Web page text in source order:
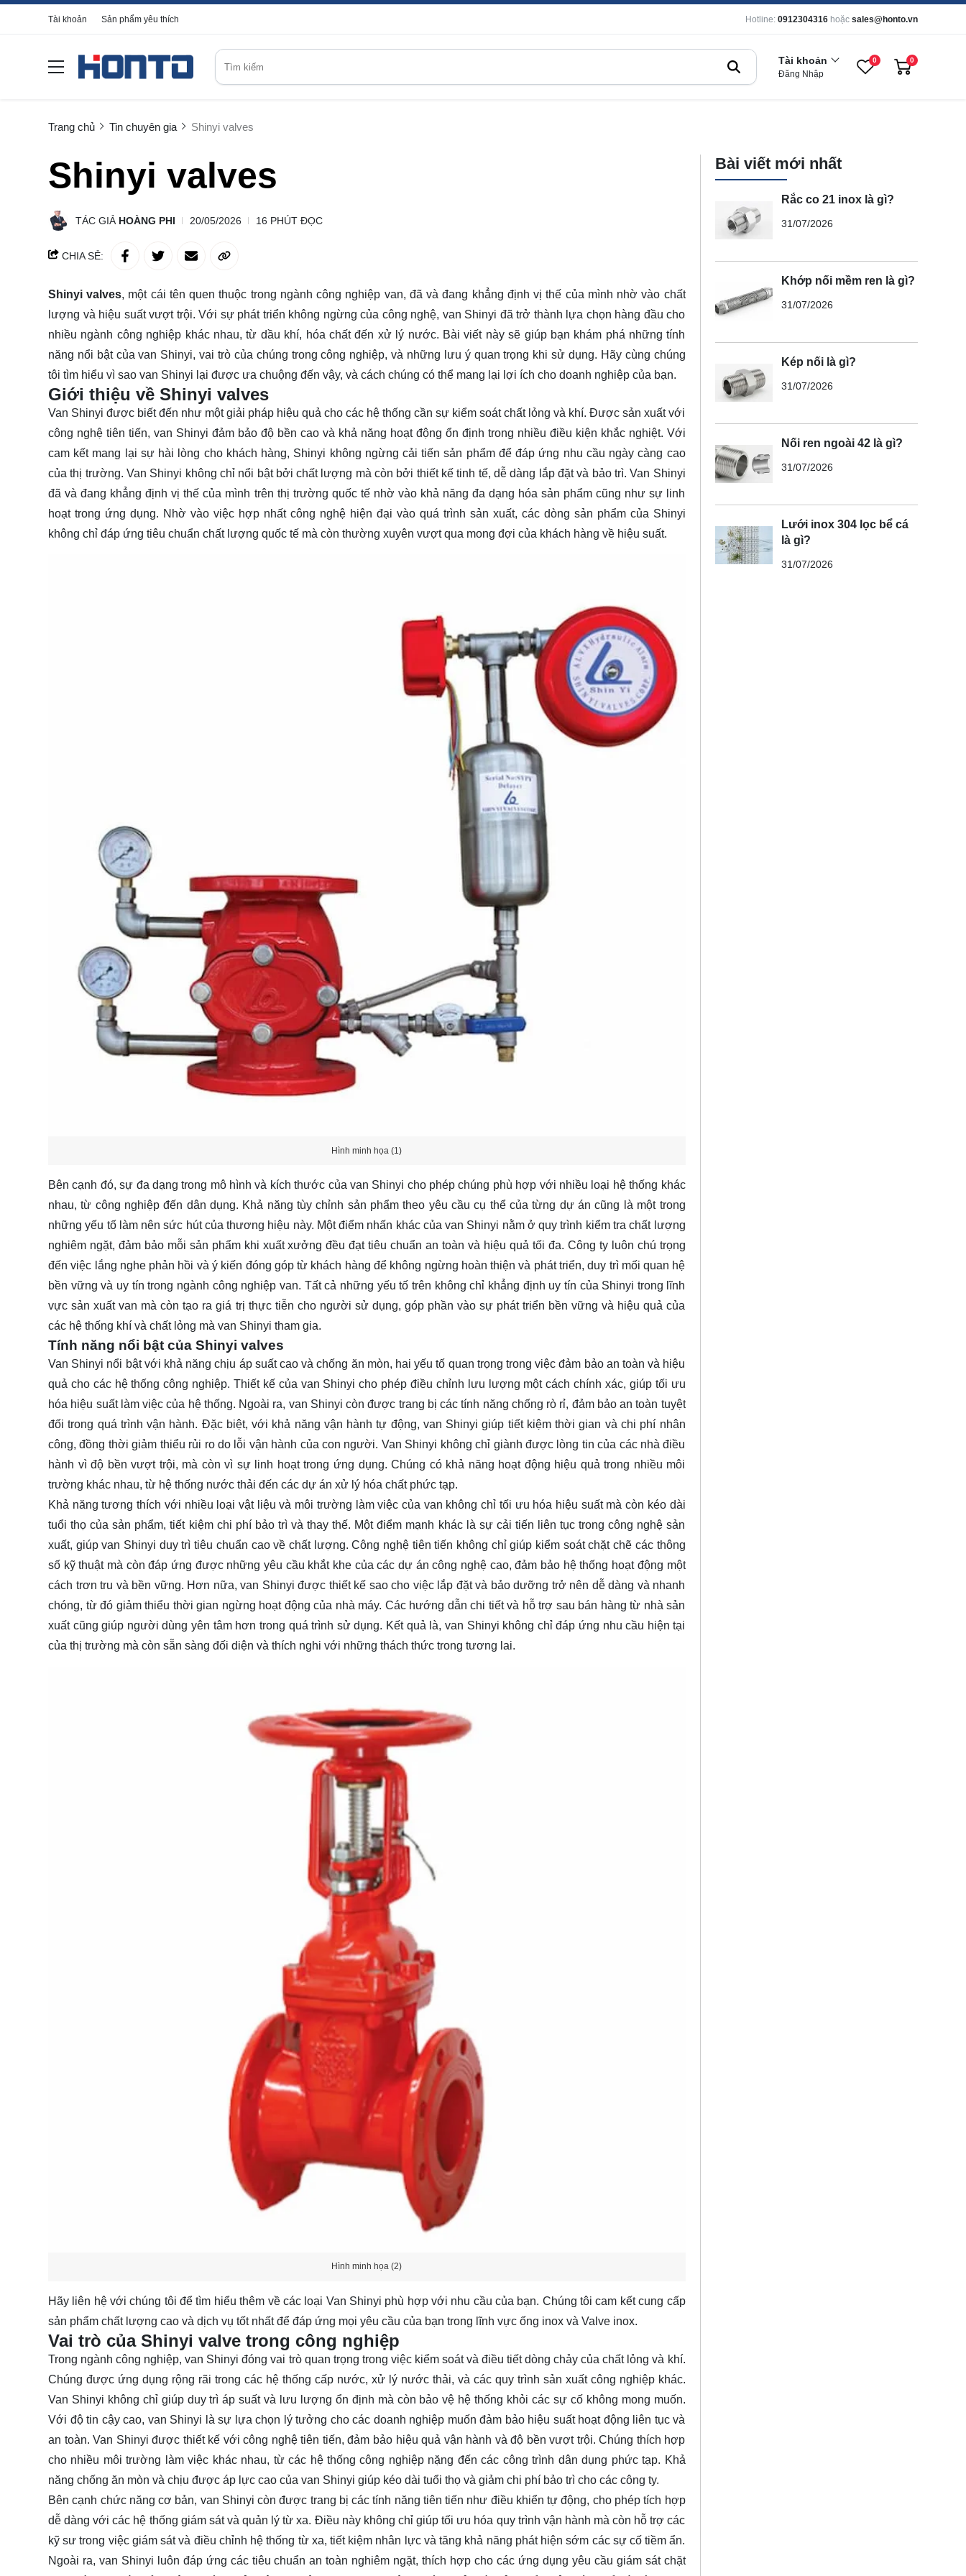
Tài khoản Sản phẩm yêu thích Hotline: 0912304316 hoặc sales@honto.vn
Tài khoản
Đăng Nhập
0 0
Trang chủ Tin chuyên gia Shinyi valves
Shinyi valves
TÁC GIẢ HOÀNG PHI 20/05/2026 16 PHÚT ĐỌC
CHIA SẺ:
Shinyi valves, một cái tên quen thuộc trong ngành công nghiệp van, đã và đang khẳng định vị thế của mình nhờ vào chất
lượng và hiệu suất vượt trội. Với sự phát triển không ngừng của công nghệ, van Shinyi đã trở thành lựa chọn hàng đầu cho
nhiều ngành công nghiệp khác nhau, từ dầu khí, hóa chất đến xử lý nước. Bài viết này sẽ giúp bạn khám phá những tính
năng nổi bật của van Shinyi, vai trò của chúng trong công nghiệp, và những lưu ý quan trọng khi sử dụng. Hãy cùng chúng
tôi tìm hiểu vì sao van Shinyi lại được ưa chuộng đến vậy, và cách chúng có thể mang lại lợi ích cho doanh nghiệp của bạn.
Giới thiệu về Shinyi valves
Van Shinyi được biết đến như một giải pháp hiệu quả cho các hệ thống cần sự kiểm soát chất lỏng và khí. Được sản xuất với
công nghệ tiên tiến, van Shinyi đảm bảo độ bền cao và khả năng hoạt động ổn định trong nhiều điều kiện khắc nghiệt. Với
cam kết mang lại sự hài lòng cho khách hàng, Shinyi không ngừng cải tiến sản phẩm để đáp ứng nhu cầu ngày càng cao
của thị trường. Van Shinyi không chỉ nổi bật bởi chất lượng mà còn bởi thiết kế tinh tế, dễ dàng lắp đặt và bảo trì. Van Shinyi
đã và đang khẳng định vị thế của mình trên thị trường quốc tế nhờ vào khả năng đa dạng hóa sản phẩm cũng như sự linh
hoạt trong ứng dụng. Nhờ vào việc hợp nhất công nghệ hiện đại vào quá trình sản xuất, các dòng sản phẩm của Shinyi
không chỉ đáp ứng tiêu chuẩn chất lượng quốc tế mà còn thường xuyên vượt qua mong đợi của khách hàng về hiệu suất.
Hình minh họa (1)
Bên cạnh đó, sự đa dạng trong mô hình và kích thước của van Shinyi cho phép chúng phù hợp với nhiều loại hệ thống khác
nhau, từ công nghiệp đến dân dụng. Khả năng tùy chỉnh sản phẩm theo yêu cầu cụ thể của từng dự án cũng là một trong
những yếu tố làm nên sức hút của thương hiệu này. Một điểm nhấn khác của van Shinyi nằm ở quy trình kiểm tra chất lượng
nghiêm ngặt, đảm bảo mỗi sản phẩm khi xuất xưởng đều đạt tiêu chuẩn an toàn và hiệu quả tối đa. Công ty luôn chú trọng
đến việc lắng nghe phản hồi và ý kiến đóng góp từ khách hàng để không ngừng hoàn thiện và phát triển, duy trì mối quan hệ
bền vững và uy tín trong ngành công nghiệp van. Tất cả những yếu tố trên không chỉ khẳng định uy tín của Shinyi trong lĩnh
vực sản xuất van mà còn tạo ra giá trị thực tiễn cho người sử dụng, góp phần vào sự phát triển bền vững và hiệu quả của
các hệ thống khí và chất lỏng mà van Shinyi tham gia.
Tính năng nổi bật của Shinyi valves
Van Shinyi nổi bật với khả năng chịu áp suất cao và chống ăn mòn, hai yếu tố quan trọng trong việc đảm bảo an toàn và hiệu
quả cho các hệ thống công nghiệp. Thiết kế của van Shinyi cho phép điều chỉnh lưu lượng một cách chính xác, giúp tối ưu
hóa hiệu suất làm việc của hệ thống. Ngoài ra, van Shinyi còn được trang bị các tính năng chống rò rỉ, đảm bảo an toàn tuyệt
đối trong quá trình vận hành. Đặc biệt, với khả năng vận hành tự động, van Shinyi giúp tiết kiệm thời gian và chi phí nhân
công, đồng thời giảm thiểu rủi ro do lỗi vận hành của con người. Van Shinyi không chỉ giành được lòng tin của các nhà điều
hành vì độ bền vượt trội, mà còn vì sự linh hoạt trong ứng dụng. Chúng có khả năng hoạt động hiệu quả trong nhiều môi
trường khác nhau, từ hệ thống nước thải đến các dự án xử lý hóa chất phức tạp.
Khả năng tương thích với nhiều loại vật liệu và môi trường làm việc của van không chỉ tối ưu hóa hiệu suất mà còn kéo dài
tuổi thọ của sản phẩm, tiết kiệm chi phí bảo trì và thay thế. Một điểm mạnh khác là sự cải tiến liên tục trong công nghệ sản
xuất, giúp van Shinyi duy trì tiêu chuẩn cao về chất lượng. Công nghệ tiên tiến không chỉ giúp kiểm soát chặt chẽ các thông
số kỹ thuật mà còn đáp ứng được những yêu cầu khắt khe của các dự án công nghệ cao, đảm bảo hệ thống hoạt động một
cách trơn tru và bền vững. Hơn nữa, van Shinyi được thiết kế sao cho việc lắp đặt và bảo dưỡng trở nên dễ dàng và nhanh
chóng, từ đó giảm thiểu thời gian ngừng hoạt động của nhà máy. Các hướng dẫn chi tiết và hỗ trợ sau bán hàng từ nhà sản
xuất cũng giúp người dùng yên tâm hơn trong quá trình sử dụng. Kết quả là, van Shinyi không chỉ đáp ứng nhu cầu hiện tại
của thị trường mà còn sẵn sàng đối diện và thích nghi với những thách thức trong tương lai.
Hình minh họa (2)
Hãy liên hệvới chúng tôi để tìm hiểu thêm về các loại Van Shinyi phù hợp với nhu cầu của bạn. Chúng tôi cam kết cung cấp
sản phẩm chất lượng cao và dịch vụ tốt nhất để đáp ứng mọi yêu cầu của bạn trong lĩnh vực ống inox và Valve inox.
Vai trò của Shinyi valve trong công nghiệp
Trong ngành công nghiệp, van Shinyi đóng vai trò quan trọng trong việc kiểm soát và điều tiết dòng chảy của chất lỏng và khí.
Chúng được ứng dụng rộng rãi trong các hệ thống cấp nước, xử lý nước thải, và các quy trình sản xuất công nghiệp khác.
Van Shinyi không chỉ giúp duy trì áp suất và lưu lượng ổn định mà còn bảo vệ hệ thống khỏi các sự cố không mong muốn.
Với độ tin cậy cao, van Shinyi là sự lựa chọn lý tưởng cho các doanh nghiệp muốn đảm bảo hiệu suất hoạt động liên tục và
an toàn. Van Shinyi được thiết kế với công nghệ tiên tiến, đảm bảo hiệu quả vận hành và độ bền vượt trội. Chúng thích hợp
cho nhiều môi trường làm việc khác nhau, từ các hệ thống công nghiệp nặng đến các công trình dân dụng phức tạp. Khả
năng chống ăn mòn và chịu được áp lực cao của van Shinyi giúp kéo dài tuổi thọ và giảm chi phí bảo trì cho các công ty.
Bên cạnh chức năng cơ bản, van Shinyi còn được trang bị các tính năng tiên tiến như điều khiển tự động, cho phép tích hợp
dễ dàng với các hệ thống giám sát và quản lý từ xa. Điều này không chỉ giúp tối ưu hóa quy trình vận hành mà còn hỗ trợ các
kỹ sư trong việc giám sát và điều chỉnh hệ thống từ xa, tiết kiệm nhân lực và tăng khả năng phát hiện sớm các sự cố tiềm ẩn.
Ngoài ra, van Shinyi luôn đáp ứng các tiêu chuẩn an toàn nghiêm ngặt, thích hợp cho các ứng dụng yêu cầu giám sát chặt
Bài viết mới nhất
Rắc co 21 inox là gì?
31/07/2026
Khớp nối mềm ren là gì?
31/07/2026
Kép nối là gì?
31/07/2026
Nối ren ngoài 42 là gì?
31/07/2026
Lưới inox 304 lọc bể cá
là gì?
31/07/2026